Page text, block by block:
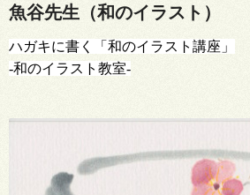
魚谷先生（和のイラスト）
ハガキに書く「和のイラスト講座」
-和のイラスト教室-